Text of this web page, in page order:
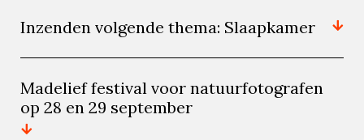
Inzenden volgende thema: Slaapkamer
Madelief festival voor natuurfotografen
op 28 en 29 september